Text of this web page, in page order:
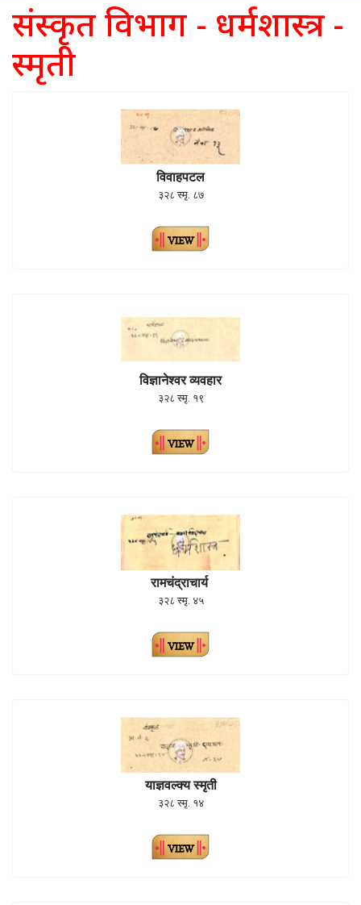
संस्कृत विभाग - धर्मशास्त्र -
स्मृती
विवाहपटल
३२८ स्मृ. ८७
विज्ञानेश्वर व्यवहार
३२८ स्मृ. १९
रामचंद्राचार्य
३२८ स्मृ. ४५
याज्ञवल्क्य स्मृती
३२८ स्मृ. १४